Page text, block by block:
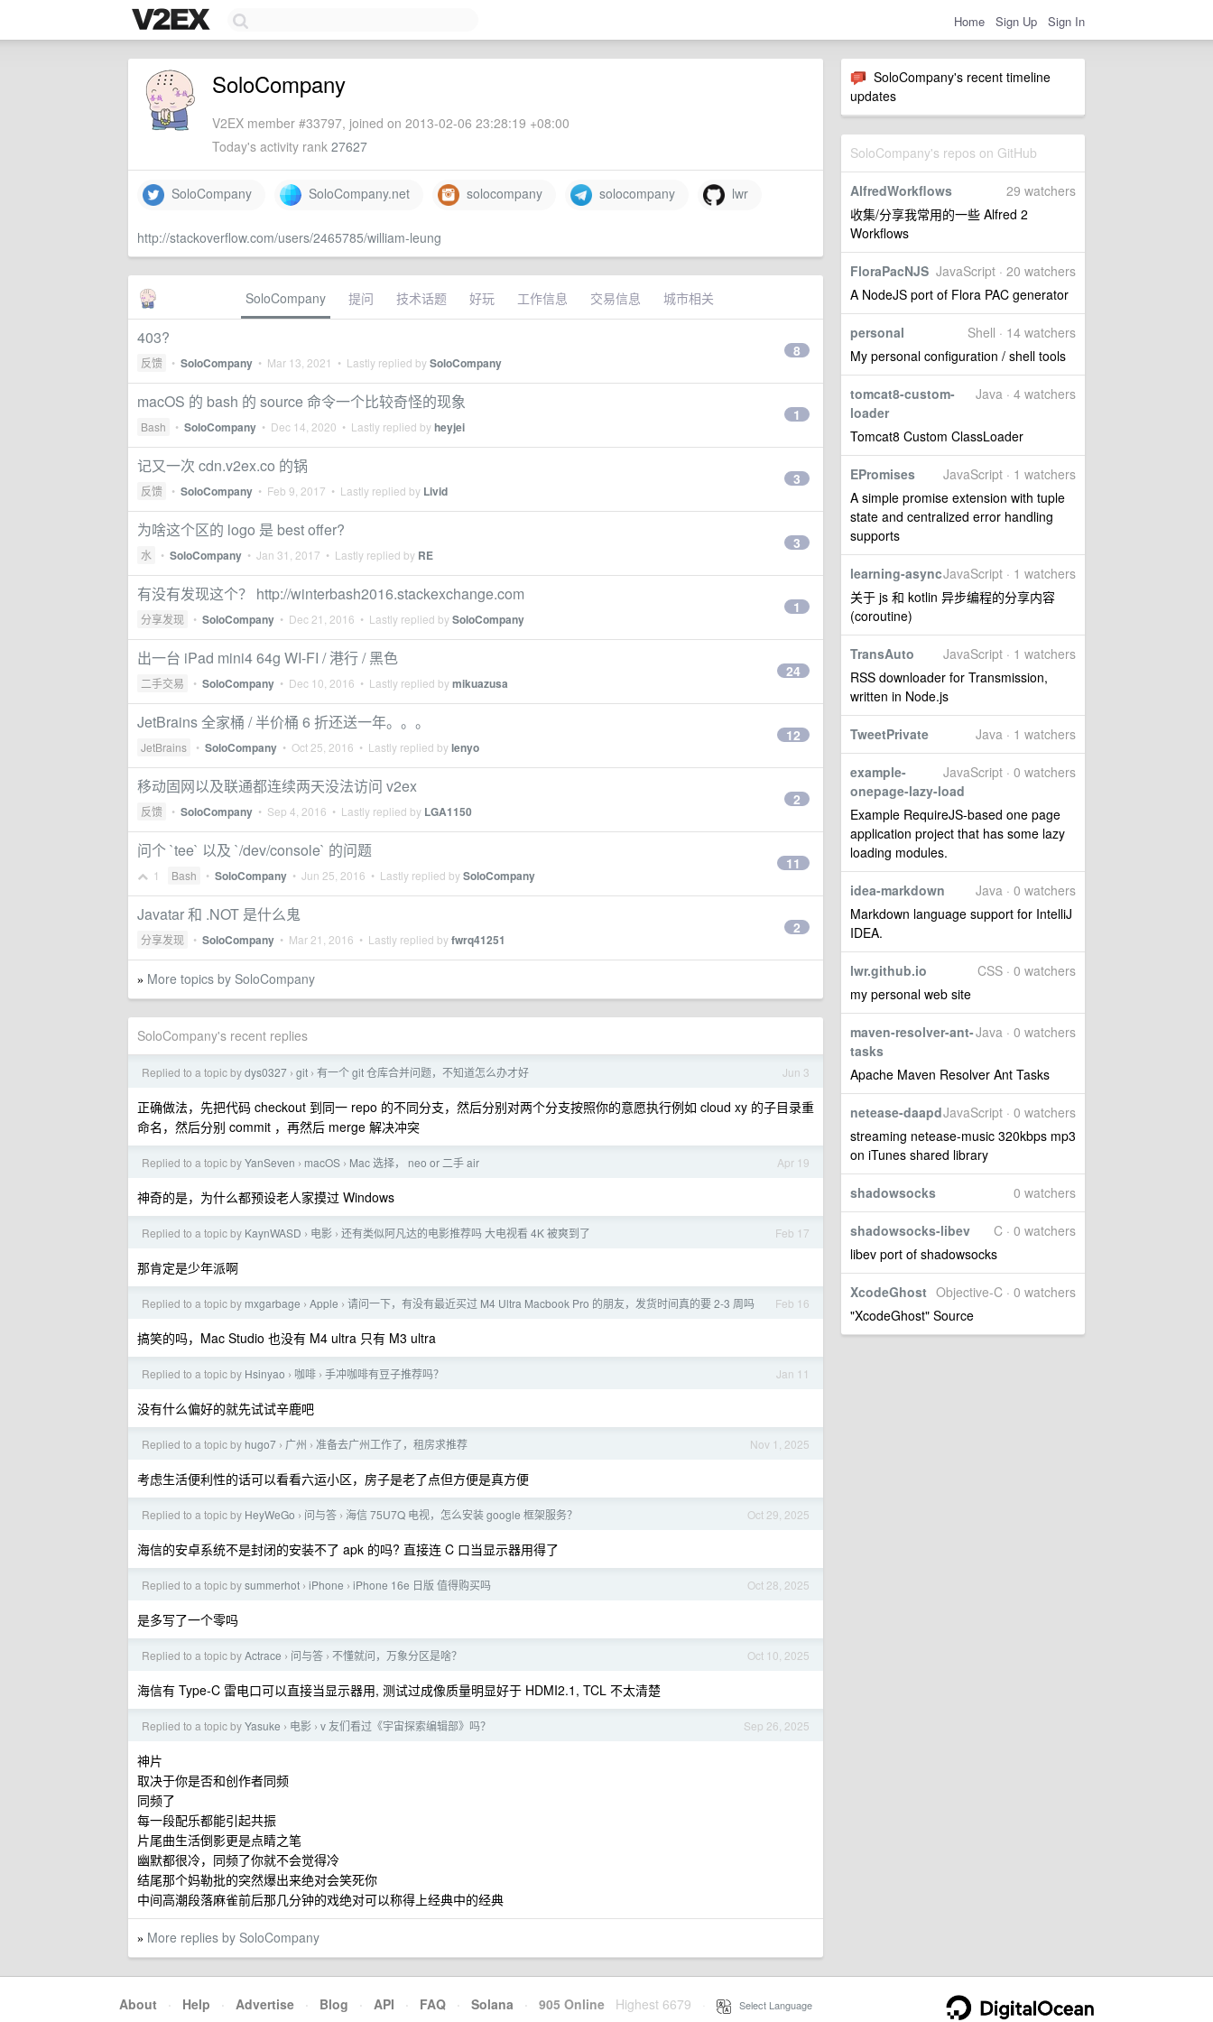
Home Sign Up Sign In
SoloCompany's recent timeline
updates
SoloCompany's repos on GitHub
29 watchers
AlfredWorkflows
收集/分享我常用的一些 Alfred 2
Workflows
JavaScript · 20 watchers
FloraPacNJS
A NodeJS port of Flora PAC generator
Shell · 14 watchers
personal
My personal configuration / shell tools
Java · 4 watchers
tomcat8-custom-
loader
Tomcat8 Custom ClassLoader
JavaScript · 1 watchers
EPromises
A simple promise extension with tuple
state and centralized error handling
supports
JavaScript · 1 watchers
learning-async
关于 js 和 kotlin 异步编程的分享内容
(coroutine)
JavaScript · 1 watchers
TransAuto
RSS downloader for Transmission,
written in Node.js
Java · 1 watchers
TweetPrivate
JavaScript · 0 watchers
example-
onepage-lazy-load
Example RequireJS-based one page
application project that has some lazy
loading modules.
Java · 0 watchers
idea-markdown
Markdown language support for IntelliJ
IDEA.
CSS · 0 watchers
lwr.github.io
my personal web site
Java · 0 watchers
maven-resolver-ant-
tasks
Apache Maven Resolver Ant Tasks
JavaScript · 0 watchers
netease-daapd
streaming netease-music 320kbps mp3
on iTunes shared library
0 watchers
shadowsocks
C · 0 watchers
shadowsocks-libev
libev port of shadowsocks
Objective-C · 0 watchers
XcodeGhost
"XcodeGhost" Source
SoloCompany
V2EX member #33797, joined on 2013-02-06 23:28:19 +08:00
Today's activity rank 27627
SoloCompany SoloCompany.net solocompany solocompany lwr
http://stackoverflow.com/users/2465785/william-leung
SoloCompany 提问 技术话题 好玩 工作信息 交易信息 城市相关
403?
反馈 • SoloCompany • Mar 13, 2021 • Lastly replied bySoloCompany
8
macOS 的 bash 的 source 命令一个比较奇怪的现象
Bash • SoloCompany • Dec 14, 2020 • Lastly replied byheyjei
1
记又一次 cdn.v2ex.co 的锅
反馈 • SoloCompany • Feb 9, 2017 • Lastly replied by Livid
3
为啥这个区的 logo 是 best offer?
水 • SoloCompany • Jan 31, 2017 • Lastly replied by RE
3
有没有发现这个？ http://winterbash2016.stackexchange.com
分享发现 • SoloCompany • Dec 21, 2016 • Lastly replied bySoloCompany
1
出一台 iPad mini4 64g WI-FI / 港行 / 黑色
二手交易 • SoloCompany • Dec 10, 2016 • Lastly replied bymikuazusa
24
JetBrains 全家桶 / 半价桶 6 折还送一年。。。
JetBrains • SoloCompany • Oct 25, 2016 • Lastly replied bylenyo
12
移动固网以及联通都连续两天没法访问 v2ex
反馈 • SoloCompany • Sep 4, 2016 • Lastly replied by LGA1150
2
问个 `tee` 以及 `/dev/console` 的问题
1 Bash • SoloCompany • Jun 25, 2016 • Lastly replied bySoloCompany
11
Javatar 和 .NOT 是什么鬼
分享发现 • SoloCompany • Mar 21, 2016 • Lastly replied byfwrq41251
2
» More topics by SoloCompany
SoloCompany's recent replies
Jun 3
Replied to a topic bydys0327 › git › 有一个 git 仓库合并问题，不知道怎么办才好
正确做法，先把代码 checkout 到同一 repo 的不同分支，然后分别对两个分支按照你的意愿执行例如 cloud xy 的子目录重
命名，然后分别 commit ，再然后 merge 解决冲突
Apr 19
Replied to a topic byYanSeven › macOS › Mac 选择， neo or 二手 air
神奇的是，为什么都预设老人家摸过 Windows
Feb 17
Replied to a topic by KaynWASD › 电影 › 还有类似阿凡达的电影推荐吗 大电视看 4K 被爽到了
那肯定是少年派啊
Feb 16
Replied to a topic by mxgarbage › Apple › 请问一下，有没有最近买过 M4 Ultra Macbook Pro 的朋友，发货时间真的要 2-3 周吗
搞笑的吗，Mac Studio 也没有 M4 ultra 只有 M3 ultra
Jan 11
Replied to a topic by Hsinyao › 咖啡 › 手冲咖啡有豆子推荐吗？
没有什么偏好的就先试试辛鹿吧
Nov 1, 2025
Replied to a topic by hugo7 › 广州 › 准备去广州工作了，租房求推荐
考虑生活便利性的话可以看看六运小区，房子是老了点但方便是真方便
Oct 29, 2025
Replied to a topic by HeyWeGo › 问与答 › 海信 75U7Q 电视，怎么安装 google 框架服务？
海信的安卓系统不是封闭的安装不了 apk 的吗? 直接连 C 口当显示器用得了
Oct 28, 2025
Replied to a topic bysummerhot › iPhone › iPhone 16e 日版 值得购买吗
是多写了一个零吗
Oct 10, 2025
Replied to a topic byActrace › 问与答 › 不懂就问，万象分区是啥？
海信有 Type-C 雷电口可以直接当显示器用, 测试过成像质量明显好于 HDMI2.1, TCL 不太清楚
Sep 26, 2025
Replied to a topic byYasuke › 电影 › v 友们看过《宇宙探索编辑部》吗？
神片
取决于你是否和创作者同频
同频了
每一段配乐都能引起共振
片尾曲生活倒影更是点睛之笔
幽默都很冷，同频了你就不会觉得冷
结尾那个妈勒批的突然爆出来绝对会笑死你
中间高潮段落麻雀前后那几分钟的戏绝对可以称得上经典中的经典
» More replies by SoloCompany
About · Help · Advertise · Blog · API · FAQ · Solana · 905 Online Highest 6679 Select Language